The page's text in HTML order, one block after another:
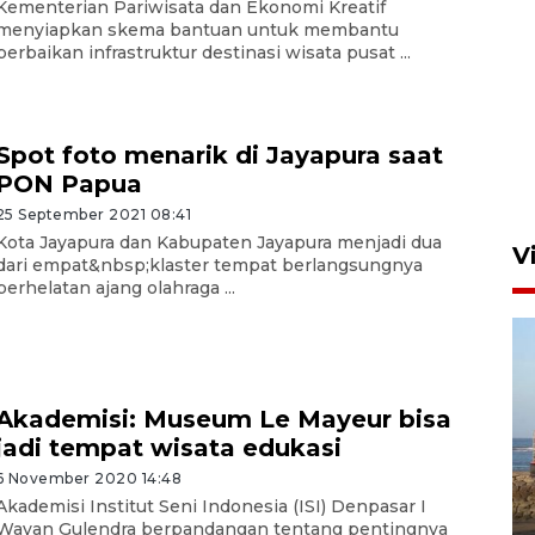
Pariwisata dan Ekonomi Kreatif
skema bantuan untuk membantu
infrastruktur destinasi wisata pusat ...
foto menarik di Jayapura saat
Papua
September 2021 08:41
Jayapura dan Kabupaten Jayapura menjadi dua
empat&nbsp;klaster tempat berlangsungnya
ajang olahraga ...
Museum Le Mayeur bisa
tempat wisata edukasi
November 2020 14:48
Institut Seni Indonesia (ISI) Denpasar I
Gulendra berpandangan tentang pentingnya
Presiden 2026
Kemen LH, KKP, dan Gubernur
Bali tanam ribuan bibit